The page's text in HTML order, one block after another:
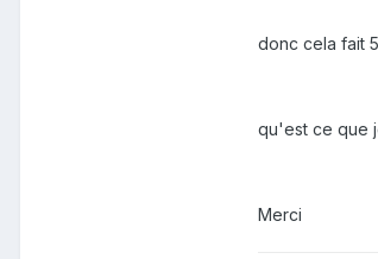
donc cela fait
qu'est ce que
Merci